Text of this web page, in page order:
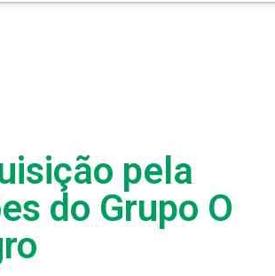
pela
do Grupo O